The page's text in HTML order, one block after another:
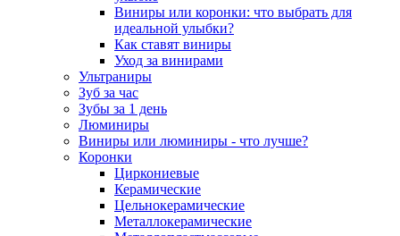
Виниры или коронки: что выбрать для
идеальной улыбки?
Как ставят виниры
Уход за винирами
Ультраниры
Зуб за час
Зубы за 1 день
Люминиры
Виниры или люминиры - что лучше?
Коронки
Циркониевые
Керамические
Цельнокерамические
Металлокерамические